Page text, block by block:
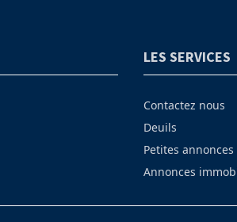
LES SERVICES
Contactez nous
Deuils
Petites annonces
Annonces